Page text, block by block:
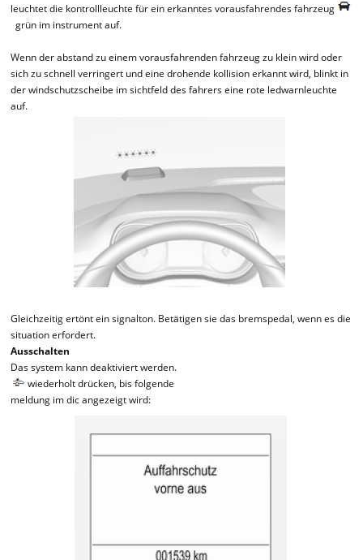
leuchtet die kontrollleuchte für ein erkanntes vorausfahrendes fahrzeug
grün im instrument auf.
Wenn der abstand zu einem vorausfahrenden fahrzeug zu klein wird oder
sich zu schnell verringert und eine drohende kollision erkannt wird, blinkt in
der windschutzscheibe im sichtfeld des fahrers eine rote ledwarnleuchte
auf.
Gleichzeitig ertönt ein signalton. Betätigen sie das bremspedal, wenn es die
situation erfordert.
Ausschalten
Das system kann deaktiviert werden.
wiederholt drücken, bis folgende
meldung im dic angezeigt wird: